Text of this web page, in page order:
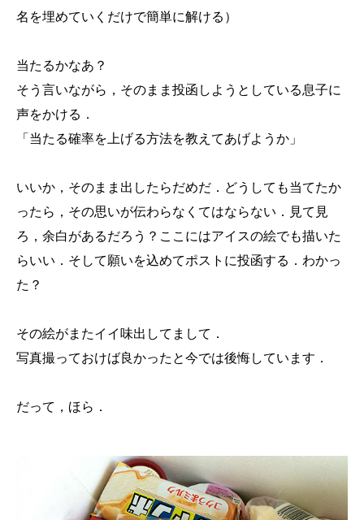
名を埋めていくだけで簡単に解ける）
当たるかなあ？
そう言いながら，そのまま投函しようとしている息子に
声をかける．
「当たる確率を上げる方法を教えてあげようか」
いいか，そのまま出したらだめだ．どうしても当てたか
ったら，その思いが伝わらなくてはならない．見て見
ろ，余白があるだろう？ここにはアイスの絵でも描いた
らいい．そして願いを込めてポストに投函する．わかっ
た？
その絵がまたイイ味出してまして．
写真撮っておけば良かったと今では後悔しています．
だって，ほら．